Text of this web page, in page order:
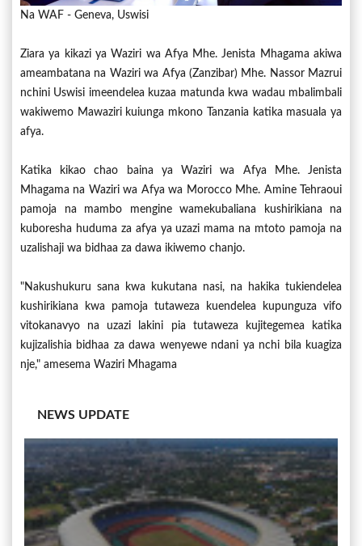
Na WAF - Geneva, Uswisi
Ziara ya kikazi ya Waziri wa Afya Mhe. Jenista Mhagama akiwa
ameambatana na Waziri wa Afya (Zanzibar) Mhe. Nassor Mazrui
nchini Uswisi imeendelea kuzaa matunda kwa wadau mbalimbali
wakiwemo Mawaziri kuiunga mkono Tanzania katika masuala ya
afya.
Katika kikao chao baina ya Waziri wa Afya Mhe. Jenista
Mhagama na Waziri wa Afya wa Morocco Mhe. Amine Tehraoui
pamoja na mambo mengine wamekubaliana kushirikiana na
kuboresha huduma za afya ya uzazi mama na mtoto pamoja na
uzalishaji wa bidhaa za dawa ikiwemo chanjo.
"Nakushukuru sana kwa kukutana nasi, na hakika tukiendelea
kushirikiana kwa pamoja tutaweza kuendelea kupunguza vifo
vitokanavyo na uzazi lakini pia tutaweza kujitegemea katika
kujizalishia bidhaa za dawa wenyewe ndani ya nchi bila kuagiza
nje," amesema Waziri Mhagama
NEWS UPDATE